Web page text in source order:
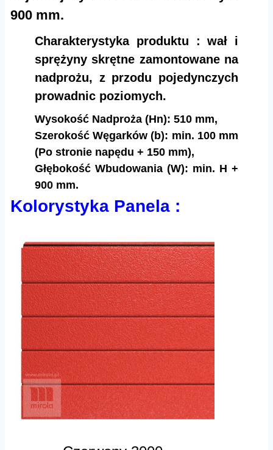
900 mm.
Charakterystyka produktu : wał i
sprężyny skrętne zamontowane na
nadprożu, z przodu pojedynczych
prowadnic poziomych.
Wysokość Nadproża (Hn): 510 mm,
Szerokość Węgarków (b): min. 100 mm
(Po stronie napędu + 150 mm),
Głębokość Wbudowania (W): min. H +
900 mm.
Kolorystyka Panela :